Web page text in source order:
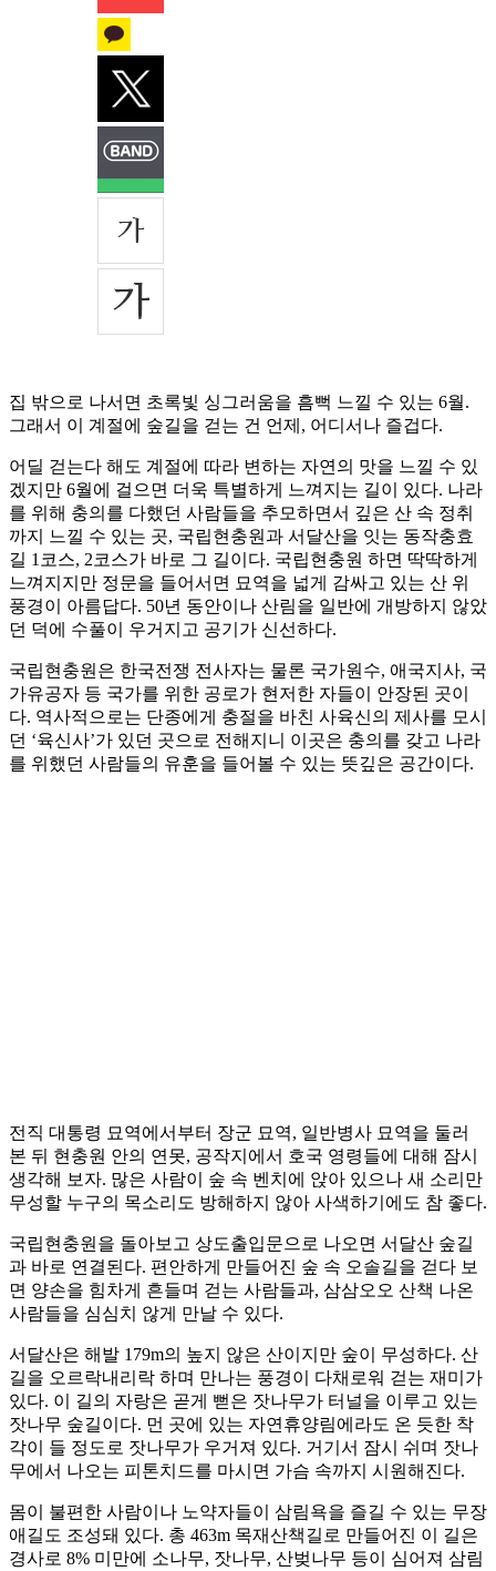
집 밖으로 나서면 초록빛 싱그러움을 흠뻑 느낄 수 있는 6월.
그래서 이 계절에 숲길을 걷는 건 언제, 어디서나 즐겁다.
어딜 걷는다 해도 계절에 따라 변하는 자연의 맛을 느낄 수 있
겠지만 6월에 걸으면 더욱 특별하게 느껴지는 길이 있다. 나라
를 위해 충의를 다했던 사람들을 추모하면서 깊은 산 속 정취
까지 느낄 수 있는 곳, 국립현충원과 서달산을 잇는 동작충효
길 1코스, 2코스가 바로 그 길이다. 국립현충원 하면 딱딱하게
느껴지지만 정문을 들어서면 묘역을 넓게 감싸고 있는 산 위
풍경이 아름답다. 50년 동안이나 산림을 일반에 개방하지 않았
던 덕에 수풀이 우거지고 공기가 신선하다.
국립현충원은 한국전쟁 전사자는 물론 국가원수, 애국지사, 국
가유공자 등 국가를 위한 공로가 현저한 자들이 안장된 곳이
다. 역사적으로는 단종에게 충절을 바친 사육신의 제사를 모시
던 ‘육신사’가 있던 곳으로 전해지니 이곳은 충의를 갖고 나라
를 위했던 사람들의 유훈을 들어볼 수 있는 뜻깊은 공간이다.
전직 대통령 묘역에서부터 장군 묘역, 일반병사 묘역을 둘러
본 뒤 현충원 안의 연못, 공작지에서 호국 영령들에 대해 잠시
생각해 보자. 많은 사람이 숲 속 벤치에 앉아 있으나 새 소리만
무성할 누구의 목소리도 방해하지 않아 사색하기에도 참 좋다.
국립현충원을 돌아보고 상도출입문으로 나오면 서달산 숲길
과 바로 연결된다. 편안하게 만들어진 숲 속 오솔길을 걷다 보
면 양손을 힘차게 흔들며 걷는 사람들과, 삼삼오오 산책 나온
사람들을 심심치 않게 만날 수 있다.
서달산은 해발 179m의 높지 않은 산이지만 숲이 무성하다. 산
길을 오르락내리락 하며 만나는 풍경이 다채로워 걷는 재미가
있다. 이 길의 자랑은 곧게 뻗은 잣나무가 터널을 이루고 있는
잣나무 숲길이다. 먼 곳에 있는 자연휴양림에라도 온 듯한 착
각이 들 정도로 잣나무가 우거져 있다. 거기서 잠시 쉬며 잣나
무에서 나오는 피톤치드를 마시면 가슴 속까지 시원해진다.
몸이 불편한 사람이나 노약자들이 삼림욕을 즐길 수 있는 무장
애길도 조성돼 있다. 총 463m 목재산책길로 만들어진 이 길은
경사로 8% 미만에 소나무, 잣나무, 산벚나무 등이 심어져 삼림